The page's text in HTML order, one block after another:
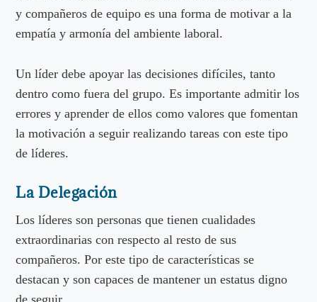
y compañeros de equipo es una forma de motivar a la
empatía y armonía del ambiente laboral.
Un líder debe apoyar las decisiones difíciles, tanto
dentro como fuera del grupo. Es importante admitir los
errores y aprender de ellos como valores que fomentan
la motivación a seguir realizando tareas con este tipo
de líderes.
La Delegación
Los líderes son personas que tienen cualidades
extraordinarias con respecto al resto de sus
compañeros. Por este tipo de características se
destacan y son capaces de mantener un estatus digno